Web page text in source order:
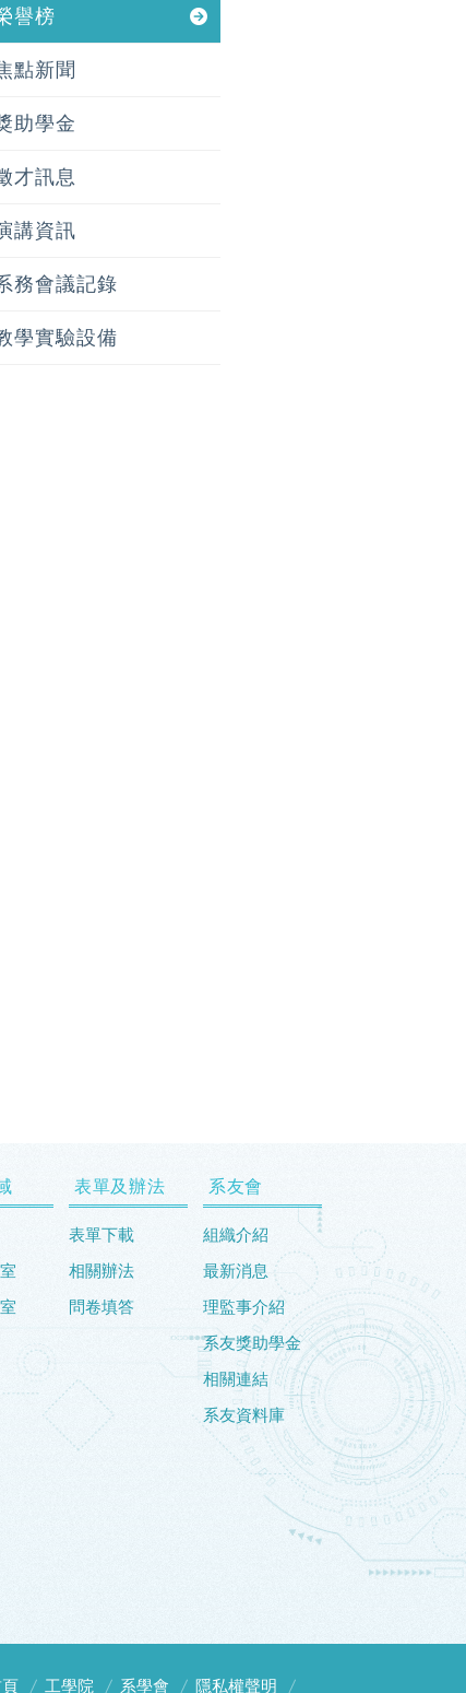
譽榜
點新聞
助學金
才訊息
講資訊
務會議記錄
學實驗設備
表單及辦法
表單下載
相關辦法
問卷填答
系友會
組織介紹
最新消息
理監事介紹
系友獎助學金
相關連結
系友資料庫
工學院 系學會 隱私權聲明